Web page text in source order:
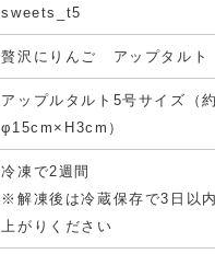
sweets_t5
贅沢にりんご アップタルト
アップルタルト5号サイズ（約
φ15cm×H3cm）
冷凍で2週間
※解凍後は冷蔵保存で3日以
上がりください